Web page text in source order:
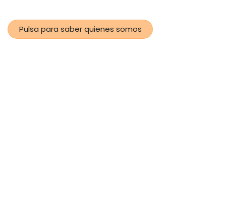
Pulsa para saber quienes somos